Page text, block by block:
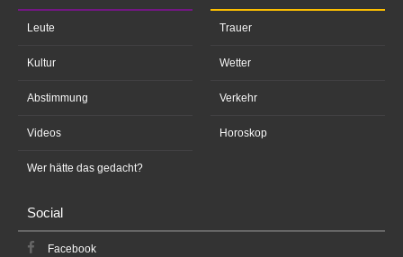
Leute
Kultur
Abstimmung
Videos
Wer hätte das gedacht?
Trauer
Wetter
Verkehr
Horoskop
Social
Facebook